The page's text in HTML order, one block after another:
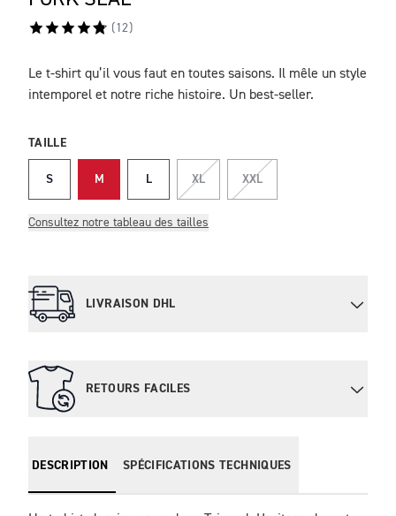
( 12)
DESCRIPTION
Le t-shirt qu’il vous faut en toutes saisons. Il mêle un style
intemporel et notre riche histoire. Un best-seller.
TAILLE
S M L XL XXL
Consultez notre tableau des tailles
LIVRAISON DHL
RETOURS FACILES
DESCRIPTION SPÉCIFICATIONS TECHNIQUES